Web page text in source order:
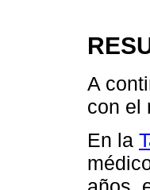
A
con el
En la